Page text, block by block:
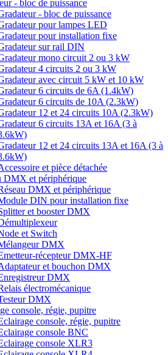
- bloc de puissance
- bloc de puissance
pour lampes LED
pour installation fixe
sur rail DIN
mono circuit 2 ou 3 kW
4 circuits 2 ou 3 kW
avec circuit 5 kW et 10 kW
6 circuits de 6A (1.4kW)
6 circuits de 10A (2.3kW)
12 et 24 circuits 10A (2.3kW)
6 circuits 13A et 16A (3 à
12 et 24 circuits 13A et 16A (3 à
et pièce détachée
DMX et périphérique
DMX et périphérique
DIN pour installation fixe
et booster DMX
et Switch
DMX
récepteur DMX-HF
et bouchon DMX
DMX
électromécanique
DMX
console, régie, pupitre
console, régie, pupitre
console BNC
console XLR3